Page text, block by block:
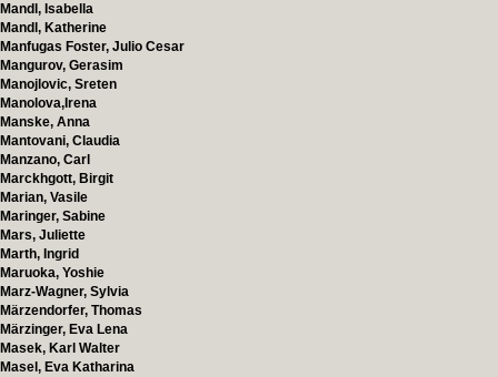
Mandl, Isabella
Mandl, Katherine
Manfugas Foster, Julio Cesar
Mangurov, Gerasim
Manojlovic, Sreten
Manolova,Irena
Manske, Anna
Mantovani, Claudia
Manzano, Carl
Marckhgott, Birgit
Marian, Vasile
Maringer, Sabine
Mars, Juliette
Marth, Ingrid
Maruoka, Yoshie
Marz-Wagner, Sylvia
Märzendorfer, Thomas
Märzinger, Eva Lena
Masek, Karl Walter
Masel, Eva Katharina